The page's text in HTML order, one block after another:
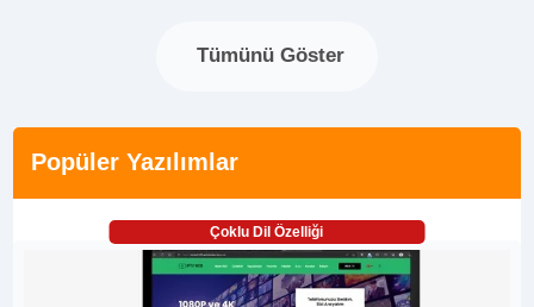
Tümünü Göster
Popüler Yazılımlar
Çoklu Dil Özelliği